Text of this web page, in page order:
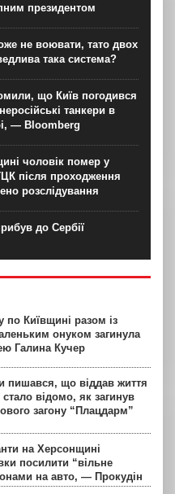
президентом
не воювати, тато двох
така система?
що Київ погодився
танкери в
— Bloomberg
чоловік помер у
після проходження
розслідування
до Сербії
по Київщині разом із
онуком загинула
Галина Кучер
пишався, що віддав життя
відомо, як загинув
загону “Плацдарм”
на Херсонщині
посилити “вільне
на авто, — Прокудін